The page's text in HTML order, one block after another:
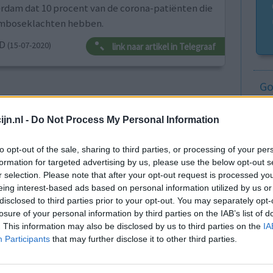
- Do Not Process My Personal Information
opt-out of the sale, sharing to third parties, or processing of your
for targeted advertising by us, please use the below opt-out
selection. Please note that after your opt-out request is processed
interest-based ads based on personal information utilized by us
to third parties prior to your opt-out. You may separately
of your personal information by third parties on the IAB’s list of
This information may also be disclosed by us to third parties on the
Participants that may further disclose it to other third parties.
dat 10 procent van de corona-patiënten die
hebben.
link naar artikel in Telegraaf
(15-07-2020)
Depressie - antidepressiva SSRI
Depressie - antidepressiva SSRI
Depressie - antidepressiva SSRI
Cholesterol
Verslavingsziekten